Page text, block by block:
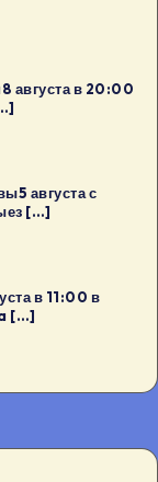
августа в 20:00
августа с
[…]
в 11:00 в
[…]